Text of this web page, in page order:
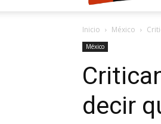
Inicio México
México
decir